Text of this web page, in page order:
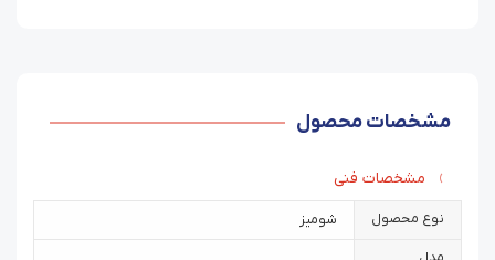
مشخصات محصول
مشخصات فنی
نوع محصول شومیز